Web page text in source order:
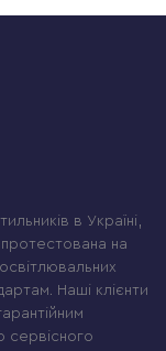
в Україні,
на
Наші клієнти
сервісного